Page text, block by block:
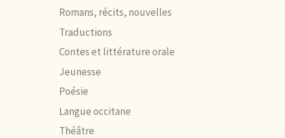
Romans, récits, nouvelles
Traductions
Contes et littérature orale
Jeunesse
Poésie
Langue occitane
Théâtre